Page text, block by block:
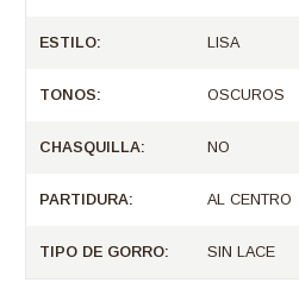
ESTILO: LISA
TONOS: OSCUROS
CHASQUILLA: NO
PARTIDURA: AL CENTRO
TIPO DE GORRO: SIN LACE